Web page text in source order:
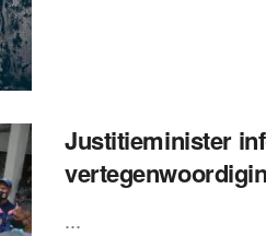
Justitieminister
...